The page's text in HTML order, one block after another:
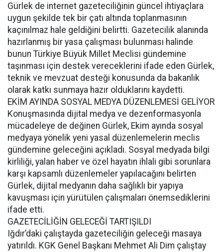
Gürlek de internet gazeteciliğinin güncel ihtiyaçlara
uygun şekilde tek bir çatı altında toplanmasının
kaçınılmaz hale geldiğini belirtti. Gazetecilik alanında
hazırlanmış bir yasa çalışması bulunması halinde
bunun Türkiye Büyük Millet Meclisi gündemine
taşınması için destek vereceklerini ifade eden Gürlek,
teknik ve mevzuat desteği konusunda da bakanlık
olarak katkı sunmaya hazır olduklarını kaydetti.
EKİM AYINDA SOSYAL MEDYA DÜZENLEMESİ GELİYOR
Konuşmasında dijital medya ve dezenformasyonla
mücadeleye de değinen Gürlek, Ekim ayında sosyal
medyaya yönelik yeni yasal düzenlemelerin meclis
gündemine geleceğini açıkladı. Sosyal medyada bilgi
kirliliği, yalan haber ve özel hayatın ihlali gibi sorunlara
karşı kapsamlı düzenlemeler yapılacağını belirten
Gürlek, dijital medyanın daha sağlıklı bir yapıya
kavuşması için yürütülen çalışmaları önemsediklerini
ifade etti.
GAZETECİLİĞİN GELECEĞİ TARTIŞILDI
Iğdır’daki çalıştayda gazeteciliğin geleceği masaya
yatırıldı. KGK Genel Başkanı Mehmet Ali Dim çalıştay